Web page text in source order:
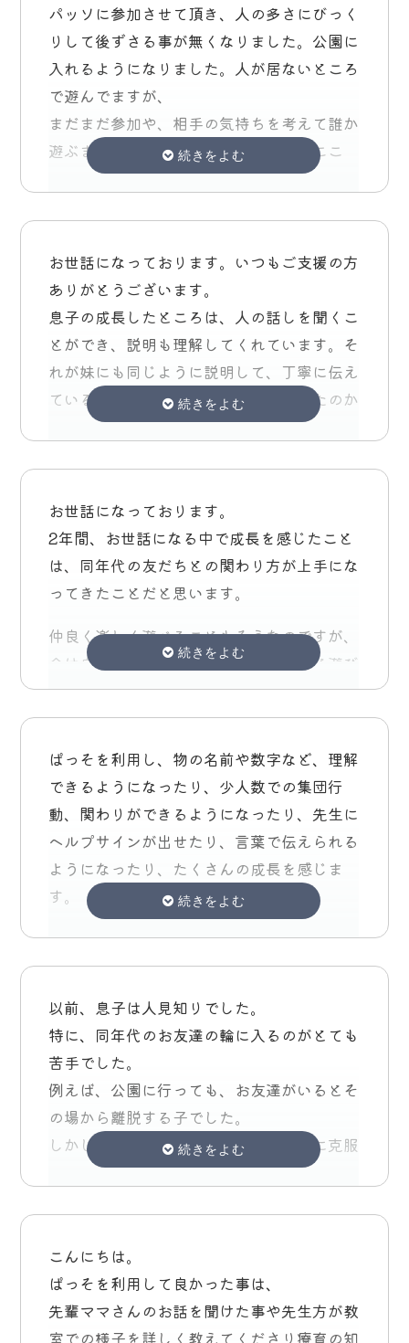
もひっかからず3歳児検診で言語発達の遅れ
で指摘された時に通うならぱっそと既に決め
ていたのを覚えています。笑
ぱっそに入る少し前にオムツが外れ、親とも
通じる会話ができない。周囲に興味を示さな
い。お友だちや先生と関わりを持とうとしな
から『かわいい』で済むけど、、心の中では
いつも子育てに自信がなく不安で息子はこの
先はどうなっちゃうんだろう。
このまま言葉も未熟、対人関係も築けないま
まなのかと本当に不安しかありませんでし
た。
ぱっそに入った当初も行き渋りが酷く本当に
息子に合ってるのか…
した（あの頃は娘が生後６ヶ月位でぐずる息
子と娘２人連れて用宗からぱっその距離が既
にハードル高かったのを覚えてます）
それでも近くまで行けば先生がお迎えに来て
くれ、終わってお迎えに行けば笑顔で帰って
くる息子を見て、環境に慣れるまでの辛抱か
も…！と思い通っていました。
したが、ぱっその先生方に見てもらい、先生
方からの目線で息子に欠けている部分やサポ
ートが必要なことを常に細かく教えていただ
き、また活動の中でも集団や個別で指導して
もらいすごく成長したと感じています。友だ
ちとの関わり方、単語を知る、理解しておは
なしする、周りに興味をもつは本当にぱっそ
この３年は先生の助言を育児の参考に過ごし
てきていました。
息子は周りの子とは違う、またできなかっ
た…、幼稚園や家で心折れる事が多かったん
ですが（親子共々）ぱっそお迎え時の先生の
おはなしは基本ほめてくれる事が多く、いつ
も幼稚園で◯◯がダメでした。ばかり言われ
てた私には小さいほんとは当たり前のことな
てる！伸ばそうとしてくれめる！がすごく嬉
しく、実際個別や集団遊びの中で自分の好き
な事（製作遊び）を息子が自分で発見でき、
パッソに参加させて頂き、人の多さにびっく
りして後ずさる事が無くなりました。公園に
入れるようになりました。人が居ないところ
で遊んでますが、
まだまだ参加や、相手の気持ちを考えて誰か
遊ぶまでの道のりは遠く感じますが、ここ
は、追々だと思っています。
特に、音小は、イヤイヤから始まって次いつ
もう行けないの？に変わりました。
みんなと過ごしている姿が見えず、中に入っ
ていないなと親目線では感じていましたが、
息子にとってはとても居心地の良い安心空間
だったと感じました。
そして、ランドセルいらないから、間に合う
かな？に変わり、小学校が、現実に感じるこ
とが出来たと肌身で実感させて頂いていま
先生方にも、私の相談をいつも時間をとって
聞いて頂き、とても安心出来ました。
後1か月ですが、4月からが母メチャクチャ
不安です。やっぱり、直接お話し聞いてもら
える先生方がいる安心感は、他とは比べられ
ないなと思っています。
ます。
ぜひまた、検討してください。
学齢、青年期は、仕事上講演や指導やってい
ましたが、中々幼児期難しいなと感じてしま
いました。
自分に子供に対して構ってあげられなかった
負目98％くらい有るので、甘々ラブラブ
とは、思うのですが、絵本読んだね「えら
い」…で‼️一人で自分に突っ込んでいます。
また、機会あったらお願いします
息子共々、本当にありがとうございました。
パッソさんとの繋がりは、一度なくなってし
まいますが、また、息子の体力気力、通所の
力が身に付いて来たら放デイさんお願いした
魅力的です。うちのかわいいベイビーの将来
安心と少しホッとしています。
本当に本当にありがとうございました。まだ
まだこれからご迷惑お掛けしますが、宜しく
お願い致します。
お世話になっております。いつもご支援の方
ありがとうございます。
息子の成長したところは、人の話しを聞くこ
とができ、説明も理解してくれています。そ
れが妹にも同じように説明して、丁寧に伝え
ている様子をみるとちゃんと身になったのか
な、って感じます。
自信も勉強になっていました。集団療育の取
り組みは初めて見学に行ったときはゆっくり
話すことや指示が丁寧、子供にちゃんと先生
が寄り添っている姿が印象的でした。年長児
たので年長児はもう少し違う刺激があっても
良かったのかな？と感じました。
す。近頃息子は「小学校行ったら休憩時間お
絵描きしていいの？」って聞いてきてくれま
した。自分でどうしたらいいのか、先を見て
いるようでした。きっと、、小学校行った
ら、オレ音小行ってきたからー!って言うの
うが想像できます。笑
うちのコだけなのかな？先生によって指示が
入りにくい事があるのかな。って感じたりし
いと思いました。
昔は先を知らないと挑戦しない子でしたが、
近頃玄関の黒板をみて、浮き沈みがありまし
た笑それも成長ですかね。
年中からお世話になって2年たちますが、毎
週息子のテンションが気になり、いいときも
けばまた新しい環境でそれなりに試練があり
ますが、私も息子と寄り添って、ときには叱
りますが、、息子がマザコンなのが救いで
す。息子との絆があるのできっと楽しい子育
お世話になっております。
2年間、お世話になる中で成長を感じたこと
は、同年代の友だちとの関わり方が上手にな
ってきたことだと思います。
仲良く楽しく遊べることもそうなのですが、
今は自分が◯◯をしているから友だちと遊び
たくないとか、少し苦手な子がいるという場
面でも本人なりに考えて安心して過ごせる方
困った時に自分から周りの人に助けを求める
ことは難しい時もあるようですが、少しずつ
できるようになるといいなと思います。
先生方は子どもの小さな変化にも気づいてく
ださり、いつも的確な支援をしてくださって
いたと思います。
めてもらえたことが嬉しく、自信になってい
たように感じます。
私たち親にとってもいつでも気軽に相談させ
ていただける環境は大変有り難く、安心でき
るものでした。
小学生になると環境も変わりますが、何かあ
す。 2年間、本当にありがとうございまし
た。
あと1ヶ月ほどですが、よろしくお願いいた
ぱっそを利用し、物の名前や数字など、理解
できるようになったり、少人数での集団行
動、関わりができるようになったり、先生に
ヘルプサインが出せたり、言葉で伝えられる
ようになったり、たくさんの成長を感じま
す。
息子の特性、その時の状態に合わせ、先生達
ました。
ぱっそ、トライアングルと関わってくださ
り、本当にありがとうございました。
先生方、ぱっそ、トライアングルが、親の私
にとってもかけがえのない、ホッとできる場
所でした。
日常の大変さや、今後の事を考えた時の、漠
然とした不安、いつも寄り添って耳を傾けて
お母さんよく頑張ってる、認められる事で、
我が家は複数障がい児ですが、悲観的になら
ず、前向きに考えられるようになりました。
以前、息子は人見知りでした。
特に、同年代のお友達の輪に入るのがとても
苦手でした。
例えば、公園に行っても、お友達がいるとそ
の場から離脱する子でした。
しかし、ぱっそに通所してから、徐々に克服
でき、今ではイベントに参加することを嫌が
ニングができたと思い、感謝しています。
息子は、以前は自分のやりたいことばかり好
き勝手にやる子でした。
こんにちは。
ぱっそを利用して良かった事は、
先輩ママさんのお話を聞けた事や先生方が教
室での様子を詳しく教えてくださり療育の知